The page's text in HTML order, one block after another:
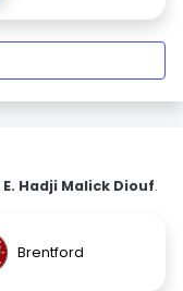
E. Hadji Malick Diouf.
Brentford